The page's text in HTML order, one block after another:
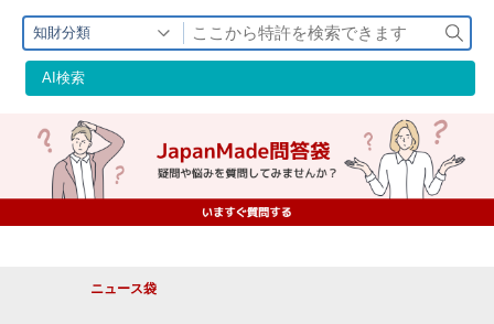
知財分類
検
索
AI検索
ニュース袋